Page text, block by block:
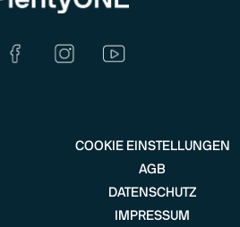
COOKIE EINSTELLUNGEN
AGB
DATENSCHUTZ
IMPRESSUM